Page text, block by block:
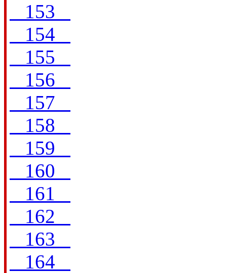
153
154
155
156
157
158
159
160
161
162
163
164